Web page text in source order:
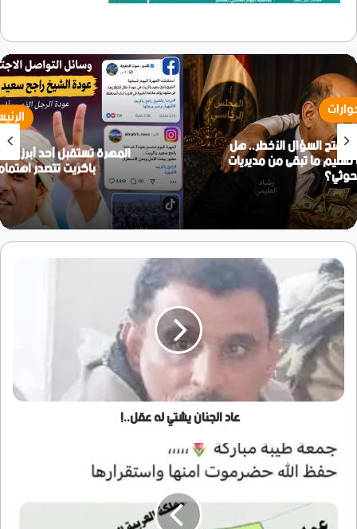
الرئيسية
المهرة تستقبل أحد أبرز رموزها السياسية.. عودة راجح
باكريت تتصدر اهتمامات الشارع الجنوبي
عاد
الجنان
يشتي
له
عقل..!
عاد الجنان يشتي له عقل..!
قيادة
التمرد
القبلي
بالهضبة
تعيد